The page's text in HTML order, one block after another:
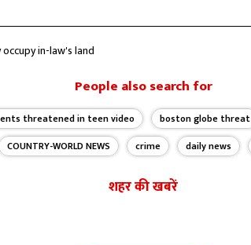
in-law's land
People also search for
threatened in teen video boston globe threat
COUNTRY-WORLD NEWS crime daily news
शहर की खबरें